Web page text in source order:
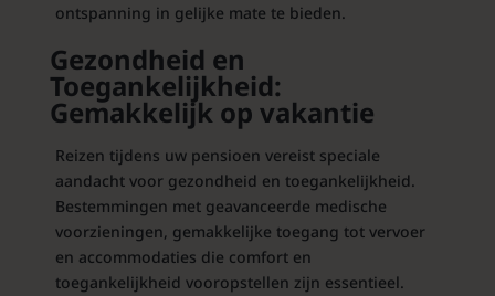
ontspanning in gelijke mate te bieden.
Gezondheid en
Toegankelijkheid:
Gemakkelijk op vakantie
Reizen tijdens uw pensioen vereist speciale
aandacht voor gezondheid en toegankelijkheid.
Bestemmingen met geavanceerde medische
voorzieningen, gemakkelijke toegang tot vervoer
en accommodaties die comfort en
toegankelijkheid vooropstellen zijn essentieel.